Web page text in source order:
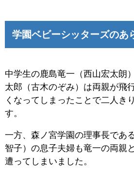
学園ベビーシッターズのあ
中学生の鹿島竜一（西山宏太朗
太郎（古木のぞみ）は両親が飛
くなってしまったことで二人き
す。
一方、森ノ宮学園の理事長であ
智子）の息子夫婦も竜一の両親
遭ってしまいました。